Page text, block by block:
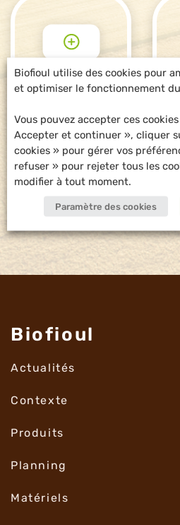
POUR ALLER
PLUS LOIN
Biofioul
Actualités
Contexte
Produits
Planning
Matériels
Biofioul utilise des cookies pour
et optimiser le fonctionnement
Vous pouvez accepter ces
Accepter et continuer », cliquer
cookies » pour gérer vos
refuser » pour rejeter tous les
modifier à tout moment.
Paramètre des cookies